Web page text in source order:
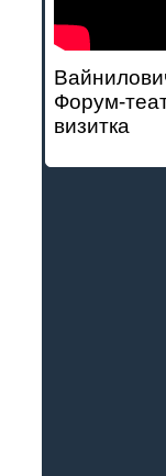
Форум-
визитка